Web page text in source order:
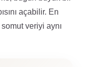
açabilir. En
veriyi aynı